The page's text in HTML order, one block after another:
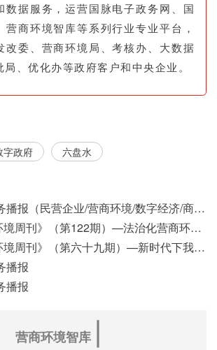
数据服务，运营国脉电子政务网、国
营商环境智库等系列行业专业平台，
改委、营商环境局、考核办、大数据
局、优化办等政府客户和中央企业。
字政府 六盘水
03月14日国脉政务播报（民营企业/营商环境/数字经济/商事制度改革）
国脉智库《营商环境周刊》（第122期）—法治化营商环境视域下我国行政执法公示制度浅析
国脉智库《营商环境周刊》（第六十九期）—新时代下我国营商环境标准体系构建初探
播报
播报
营商环境智库